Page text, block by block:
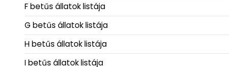
F betűs állatok listája
G betűs állatok listája
H betűs állatok listája
I betűs állatok listája